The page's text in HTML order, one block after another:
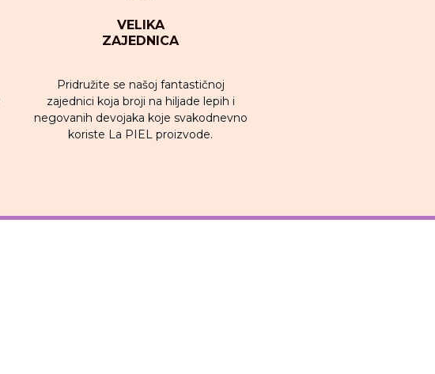
VELIKA
ZAJEDNICA
Pridružite se našoj fantastičnoj
zajednici koja broji na hiljade lepih i
negovanih devojaka koje svakodnevno
koriste La PIEL proizvode.